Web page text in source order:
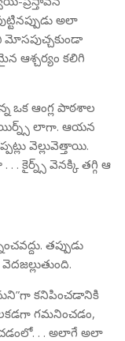
అలా
మోసపుచ్చకుండా
ఆశ్చర్యం కలిగి
ఒక ఆంగ్ల పాఠశాల
లాగా. ఆయన
వెల్లువెత్తాయి.
కైర్న్స్ వెనక్కి తగ్గి ఆ
తప్పుడు
కనిపించడానికి
గమనించడం,
. . అలాగే అలా